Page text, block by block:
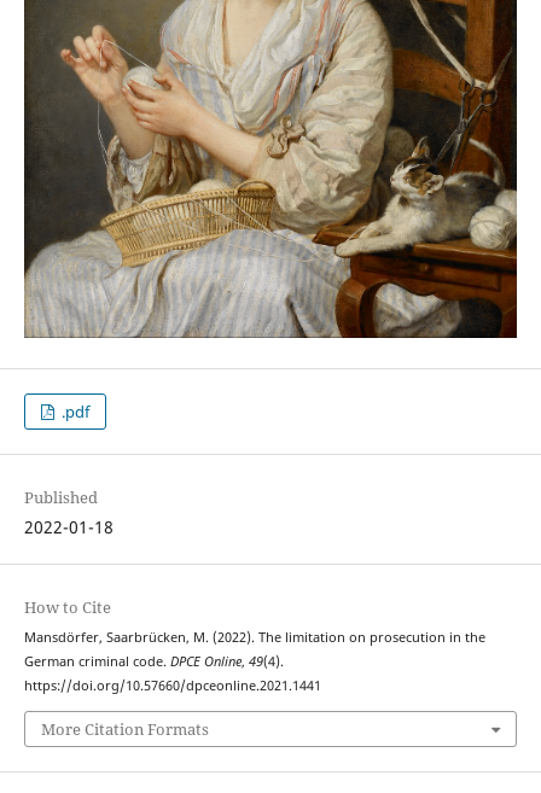
.pdf
Published
2022-01-18
How to Cite
Mansdörfer, Saarbrücken, M. (2022). The limitation on prosecution in the
German criminal code. DPCE Online, 49(4).
https://doi.org/10.57660/dpceonline.2021.1441
More Citation Formats